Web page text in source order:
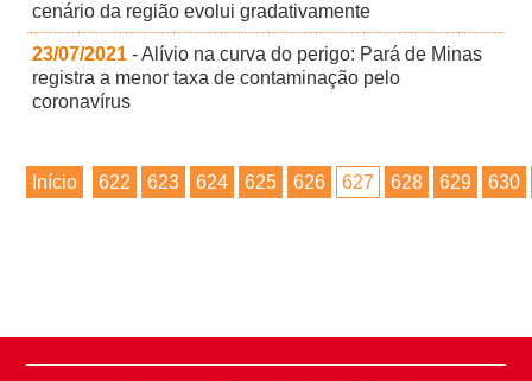
cenário da região evolui gradativamente
23/07/2021 - Alívio na curva do perigo: Pará de Minas
registra a menor taxa de contaminação pelo
coronavírus
Início 622 623 624 625 626 627 628 629 630